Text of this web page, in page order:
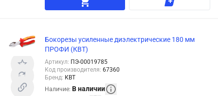
Бокорезы усиленные диэлектрические 180 мм
ПРОФИ (КВТ)
Артикул: ПЭ-00019785
Код производителя: 67360
Бренд: КВТ
Наличие: В наличии